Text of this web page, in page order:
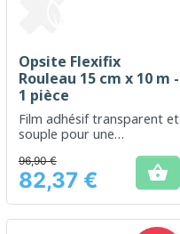
Opsite Flexifix
Rouleau 15 cm x 10 m -
1 pièce
Film adhésif transparent et
souple pour une
plaies
Prix
96,90 €
82,37 € 